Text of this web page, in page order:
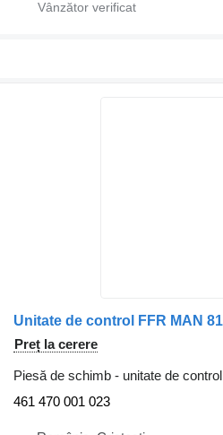
Preț la cerere
Piesă de schimb - unitate de control
461 470 001 023